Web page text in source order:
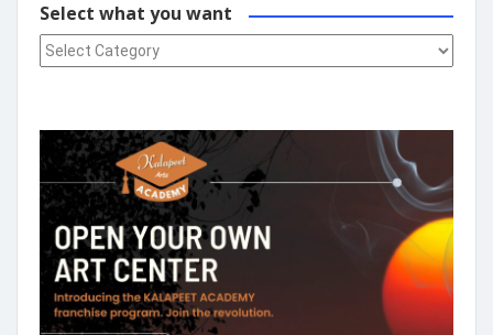
Select what you want
Select what you want